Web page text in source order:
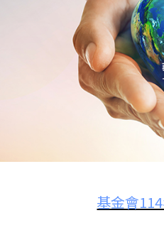
基金會